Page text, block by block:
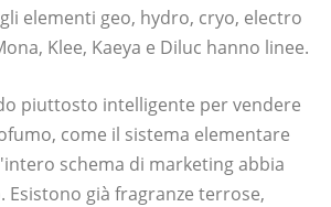
elementi geo, hydro, cryo, electro
Klee, Kaeya e Diluc hanno linee.
piuttosto intelligente per vendere
come il sistema elementare
schema di marketing abbia
Esistono già fragranze terrose,